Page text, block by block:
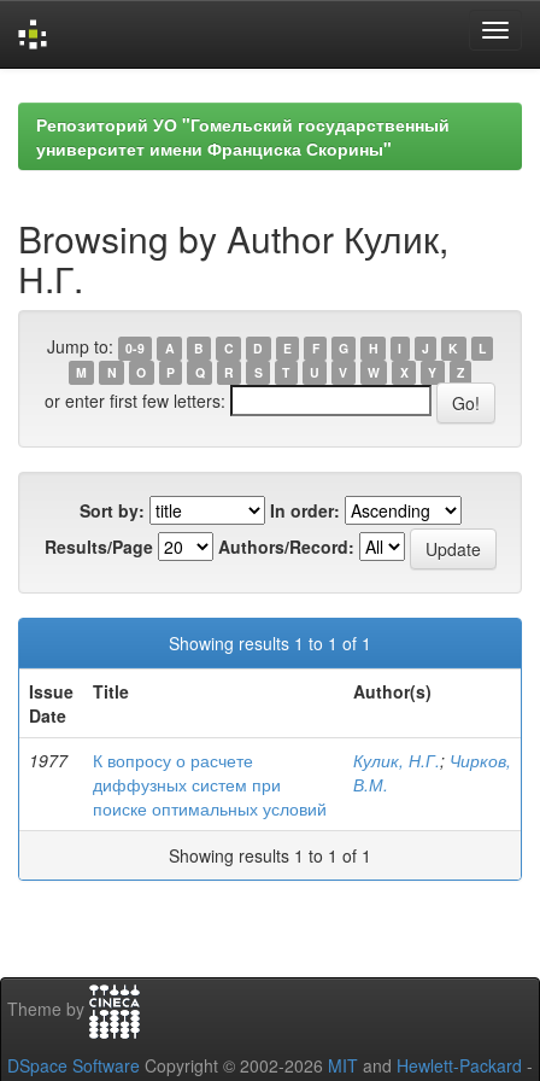
navigationРепозиторий УО "Гомельский государственный
университет имени Франциска Скорины"
Browsing by Author Кулик,
Н.Г.
Jump to: 0-9 A B C D E F G H I J K
L
M
N O P Q R S T U V W X Y Z
or enter first few letters:
Sort by:
In order:
Results/Page
Authors/Record:
Showing results 1 to 1 of 1
Issue
Date
Title Author(s)
1977
К вопросу о расчете
диффузных систем при
поиске оптимальных условий
Кулик, Н.Г.; Чирков,
В.М.
Showing results 1 to 1 of 1
Theme by
DSpace Software Copyright © 2002-2026 MIT and Hewlett-Packard -